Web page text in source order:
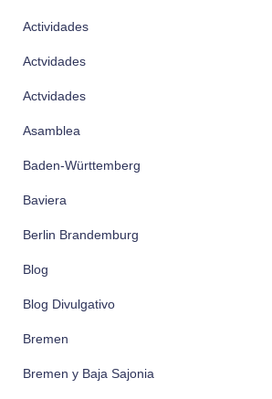
Actividades
Actvidades
Actvidades
Asamblea
Baden-Württemberg
Baviera
Berlin Brandemburg
Blog
Blog Divulgativo
Bremen
Bremen y Baja Sajonia